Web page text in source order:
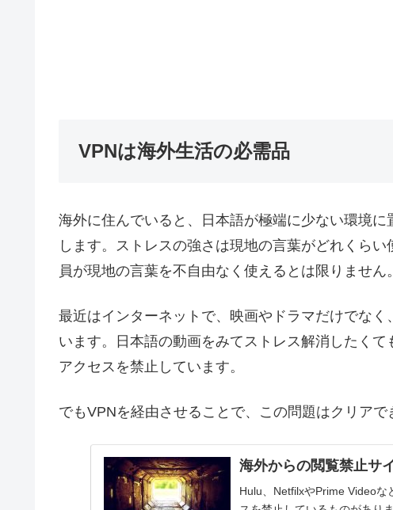
VPNは海外生活の必需品
海外に住んでいると、日本語が極端に少ない環境
します。ストレスの強さは現地の言葉がどれくら
員が現地の言葉を不自由なく使えるとは限りません。
最近はインターネットで、映画やドラマだけでな
います。日本語の動画をみてストレス解消したく
アクセスを禁止しています。
でもVPNを経由させることで、この問題はクリアで
海外からの閲覧禁止サ
Hulu、NetfilxやPrime Videoな